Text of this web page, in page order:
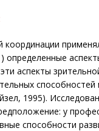
аспекты
1995).
у
способности